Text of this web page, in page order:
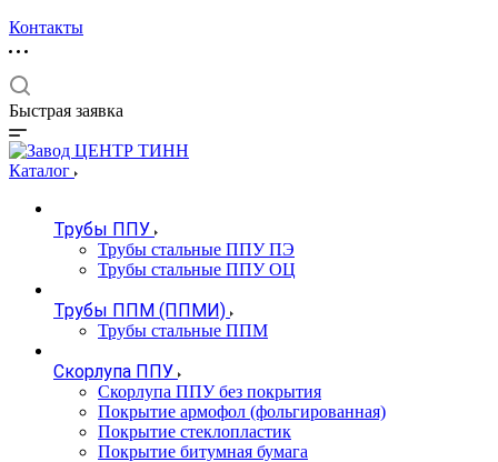
Контакты
Быстрая заявка
Каталог
Трубы ППУ
Трубы стальные ППУ ПЭ
Трубы стальные ППУ ОЦ
Трубы ППМ (ППМИ)
Трубы стальные ППМ
Скорлупа ППУ
Скорлупа ППУ без покрытия
Покрытие армофол (фольгированная)
Покрытие стеклопластик
Покрытие битумная бумага